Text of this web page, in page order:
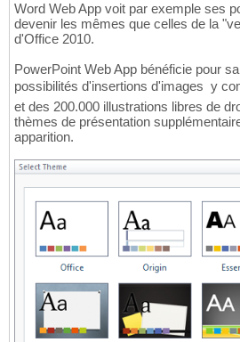
Word Web App voit par exemple ses
devenir les mêmes que celles de la
d'Office 2010.
PowerPoint Web App bénéficie pour
possibilités d'insertions d'images  y
et des 200.000 illustrations libres de
thèmes de présentation
apparition.